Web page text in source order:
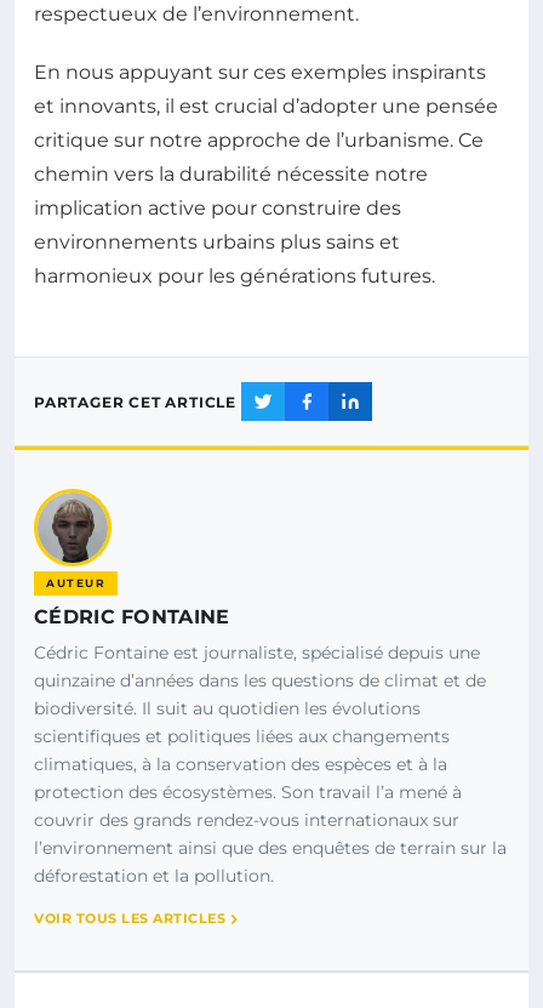
respectueux de l’environnement.
En nous appuyant sur ces exemples inspirants
et innovants, il est crucial d’adopter une pensée
critique sur notre approche de l’urbanisme. Ce
chemin vers la durabilité nécessite notre
implication active pour construire des
environnements urbains plus sains et
harmonieux pour les générations futures.
PARTAGER CET ARTICLE
AUTEUR
CÉDRIC FONTAINE
Cédric Fontaine est journaliste, spécialisé depuis une
quinzaine d’années dans les questions de climat et de
biodiversité. Il suit au quotidien les évolutions
scientifiques et politiques liées aux changements
climatiques, à la conservation des espèces et à la
protection des écosystèmes. Son travail l’a mené à
couvrir des grands rendez-vous internationaux sur
l’environnement ainsi que des enquêtes de terrain sur la
déforestation et la pollution.
VOIR TOUS LES ARTICLES